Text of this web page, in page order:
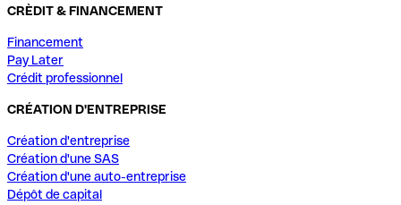
CRÈDIT & FINANCEMENT
Financement
Pay Later
Crédit professionnel
CRÉATION D'ENTREPRISE
Création d'entreprise
Création d'une SAS
Création d'une auto-entreprise
Dépôt de capital